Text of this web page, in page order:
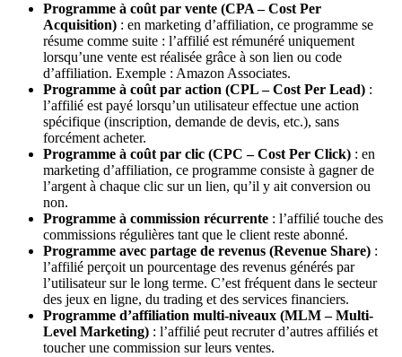
Programme à coût par vente (CPA – Cost Per
Acquisition) : en marketing d’affiliation, ce programme se
résume comme suite : l’affilié est rémunéré uniquement
lorsqu’une vente est réalisée grâce à son lien ou code
d’affiliation. Exemple : Amazon Associates.
Programme à coût par action (CPL – Cost Per Lead) :
l’affilié est payé lorsqu’un utilisateur effectue une action
spécifique (inscription, demande de devis, etc.), sans
forcément acheter.
Programme à coût par clic (CPC – Cost Per Click) : en
marketing d’affiliation, ce programme consiste à gagner de
l’argent à chaque clic sur un lien, qu’il y ait conversion ou
non.
Programme à commission récurrente : l’affilié touche des
commissions régulières tant que le client reste abonné.
Programme avec partage de revenus (Revenue Share) :
l’affilié perçoit un pourcentage des revenus générés par
l’utilisateur sur le long terme. C’est fréquent dans le secteur
des jeux en ligne, du trading et des services financiers.
Programme d’affiliation multi-niveaux (MLM – Multi-
Level Marketing) : l’affilié peut recruter d’autres affiliés et
toucher une commission sur leurs ventes.